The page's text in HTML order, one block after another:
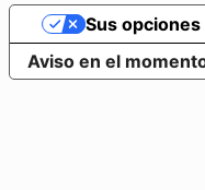
Aviso en el
Sus